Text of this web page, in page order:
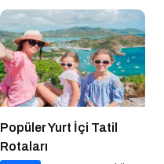
Popüler Yurt İçi Tatil
Rotaları